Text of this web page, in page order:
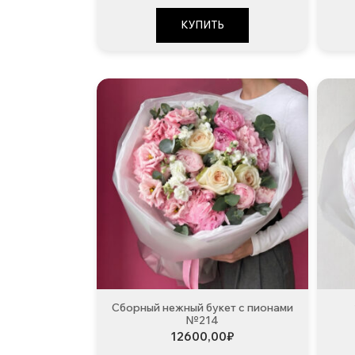
составляла
56500,00₽.
КУПИТЬ
Сборный нежный букет с пионами
№214
12600,00₽